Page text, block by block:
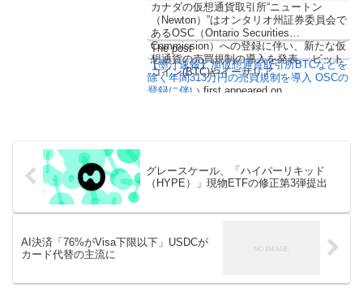
カナダの仮想通貨取引所“ニュートン
（Newton）”はオンタリオ州証券委員会で
あるOSC（Ontario Securities
Commission）への登録に伴い、新たな仮
想通貨の売買規制の導入を発表。 ビット
コイン(BTC)やイーサリア…
The post
【墨汁速報】加仮想通貨取引所BTCなどを
除く年間313万円の売買規制を導入 OSCの
登録に伴い first appeared on
グレースケール、「ハイパーリキッド
（HYPE）」現物ETFの修正第3弾提出
AI決済「76%がVisa下限以下」USDCが
カード代替の主流に